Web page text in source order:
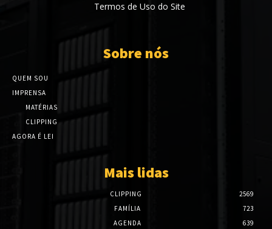
Termos de Uso do Site
Sobre nós
QUEM SOU
IMPRENSA
MATÉRIAS
CLIPPING
AGORA É LEI
Mais lidas
CLIPPING
2569
FAMÍLIA
723
AGENDA
639